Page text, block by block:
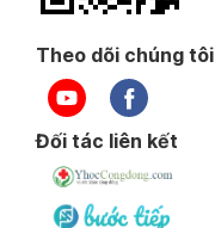
Theo dõi chúng tôi
Đối tác liên kết